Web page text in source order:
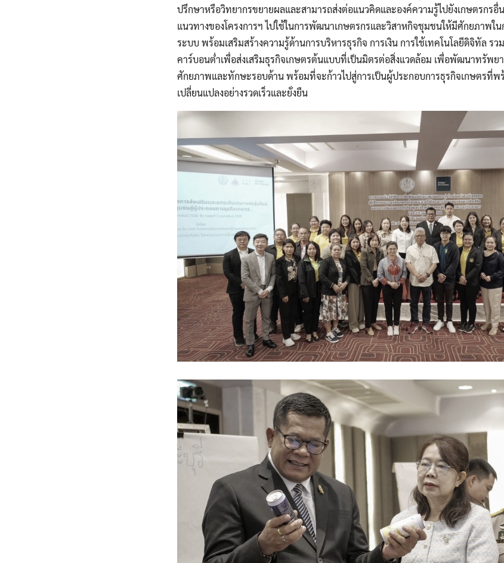
ปรึกษาหรือวิทยากรขยายผลและสามารถส่งต่อแนวคิดและองค์ความรู้ไปยังเกษตรกรอื่
แนวทางของโครงการฯ ไปใช้ในการพัฒนาเกษตรกรและวิสาหกิจชุมชนให้มีศักยภาพใน
ระบบ พร้อมเสริมสร้างความรู้ด้านการบริหารธุรกิจ การเงิน การใช้เทคโนโลยีดิจิทัล
คาร์บอนต่ำเพื่อส่งเสริมธุรกิจเกษตรต้นแบบที่เป็นมิตรต่อสิ่งแวดล้อม เพื่อพัฒนาทรัพย
ศักยภาพและทักษะรอบด้าน พร้อมที่จะก้าวไปสู่การเป็นผู้ประกอบการธุรกิจเกษตรที่
เปลี่ยนแปลงอย่างรวดเร็วและยั่งยืน